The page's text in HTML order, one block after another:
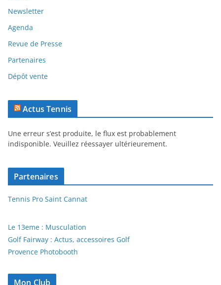
Newsletter
Agenda
Revue de Presse
Partenaires
Dépôt vente
Actus Tennis
Une erreur s’est produite, le flux est probablement
indisponible. Veuillez réessayer ultérieurement.
Partenaires
Tennis Pro Saint Cannat
Le 13eme : Musculation
Golf Fairway : Actus, accessoires Golf
Provence Photobooth
Mon Club